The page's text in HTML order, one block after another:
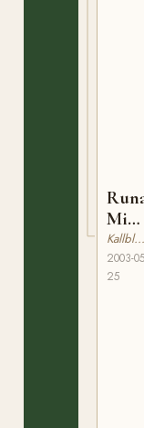
Mi
(NO)
Kallblodig Travare
2003-
25